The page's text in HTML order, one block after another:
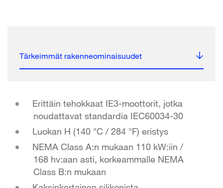
Tärkeimmät rakenneominaisuudet
Erittäin tehokkaat IE3-moottorit, jotka
noudattavat standardia IEC60034-30
Luokan H (140 °C / 284 °F) eristys
NEMA Class A:n mukaan 110 kW:iin /
168 hv:aan asti, korkeammalle NEMA
Class B:n mukaan